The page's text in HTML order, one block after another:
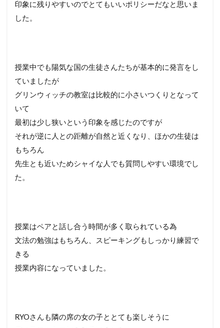
印象に残りやすいのでとてもいいポリシーだなと思いま
した。
授業中でも陽気な国の生徒さんたちが基本的に発言をし
ていましたが
グリンウィッチの教室は比較的に小さいつくりとなって
いて
最初は少し狭いという印象を感じたのですが
それが逆に人との距離が自然と近くなり、ほかの生徒は
もちろん
先生とも近いためシャイな人でも質問しやすい環境でし
た。
授業はペアと話し合う時間が多く取られている為
文法の勉強はもちろん、スピーキングもしっかり練習で
きる
授業内容になっていました。
RYOさんも隣の席の女の子ととても楽しそうに